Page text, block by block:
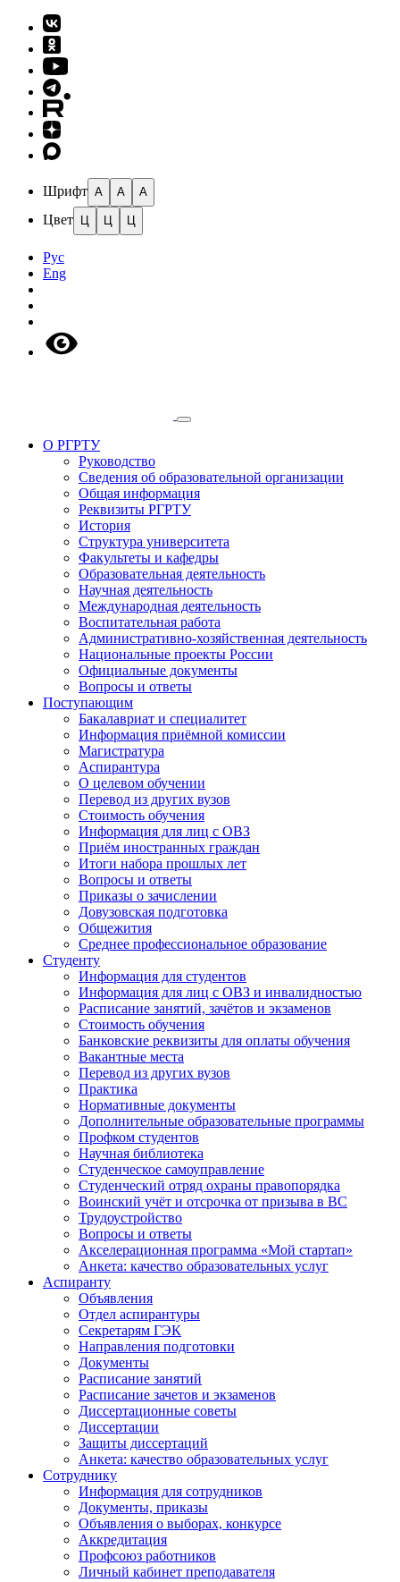
Шрифт A A A
Цвет Ц Ц Ц
Рус
Eng
О РГРТУ
Руководство
Сведения об образовательной организации
Общая информация
Реквизиты РГРТУ
История
Структура университета
Факультеты и кафедры
Образовательная деятельность
Научная деятельность
Международная деятельность
Воспитательная работа
Административно-хозяйственная деятельность
Национальные проекты России
Официальные документы
Вопросы и ответы
Поступающим
Бакалавриат и специалитет
Информация приёмной комиссии
Магистратура
Аспирантура
О целевом обучении
Перевод из других вузов
Стоимость обучения
Информация для лиц с ОВЗ
Приём иностранных граждан
Итоги набора прошлых лет
Вопросы и ответы
Приказы о зачислении
Довузовская подготовка
Общежития
Среднее профессиональное образование
Студенту
Информация для студентов
Информация для лиц с ОВЗ и инвалидностью
Расписание занятий, зачётов и экзаменов
Стоимость обучения
Банковские реквизиты для оплаты обучения
Вакантные места
Перевод из других вузов
Практика
Нормативные документы
Дополнительные образовательные программы
Профком студентов
Научная библиотека
Студенческое самоуправление
Студенческий отряд охраны правопорядка
Воинский учёт и отсрочка от призыва в ВС
Трудоустройство
Вопросы и ответы
Акселерационная программа «Мой стартап»
Анкета: качество образовательных услуг
Аспиранту
Объявления
Отдел аспирантуры
Секретарям ГЭК
Направления подготовки
Документы
Расписание занятий
Расписание зачетов и экзаменов
Диссертационные советы
Диссертации
Защиты диссертаций
Анкета: качество образовательных услуг
Сотруднику
Информация для сотрудников
Документы, приказы
Объявления о выборах, конкурсе
Аккредитация
Профсоюз работников
Личный кабинет преподавателя